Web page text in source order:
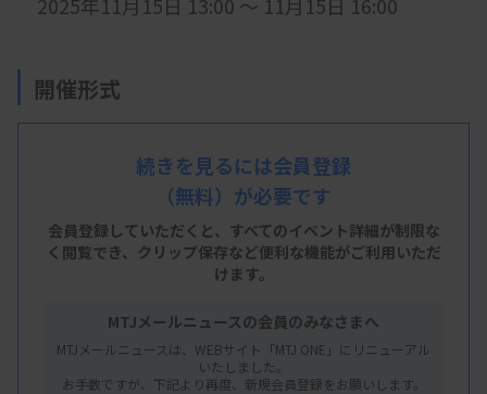
開催形式
現地開催＋LIVE配信
兵臨技研修センター ＋ LIVE配信
主 催
続きを見るには会員登録
（無料）が必要です
会員登録していただくと、すべてのイベント詳細が制限な
く閲覧でき、 クリップ保存など便利な機能がご利用いただ
けます。
MTJメールニュースの会員のみなさまへ
MTJメールニュースは、WEBサイト「MTJ ONE」にリニューアル
いたしました。
お手数ですが、下記より再度、新規会員登録をお願いします。